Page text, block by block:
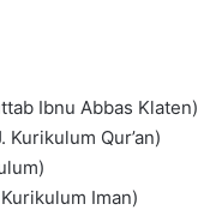
Ibnu Abbas Klaten)
Kurikulum Qur’an)
Iman)